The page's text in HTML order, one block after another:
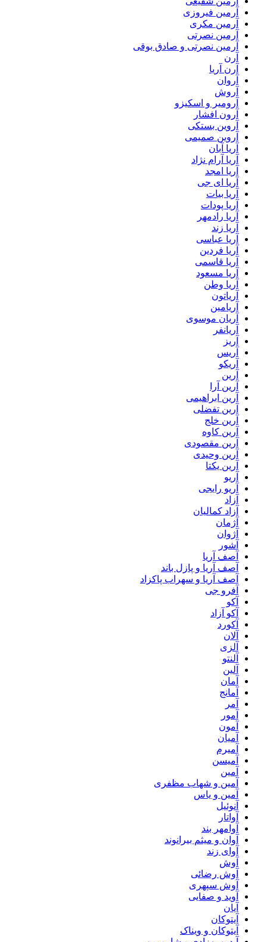
آرمین فیروزی
آرمین مکری
آرمین نصرتی
آرمین نصرتی و صادق بوقی
آرن
آرن آریا
آروان
آروش
آرومیر و اسکیزو
آرون افشار
آروین بستکی
آروین صمیمی
آریا آبان
آریا آرام نژاد
آریا امجد
آریا ای جی
آریا بیات
آریا پودات
آریا رادمهر
آریا زند
آریا عباسی
آریا فردین
آریا قاسمی
آریا مسعود
آریا وطن
آریاتون
آریامین
آریان موسوی
آریانفر
آریز
آریس
آریکو
آرین
آرین آرا
آرین ابراهیمی
آرین تفضلی
آرین خلج
آرین کاوه
آرین مقصودی
آرین وحیدی
آرین یکتا
آریو
آریو رایجی
آزاد
آزاد کمالیان
آژمان
آژوان
آشور
آصف آریا
آصف آریا و پازل باند
آصف آریا و سهراب پاکزاد
آفرو جی
آکو
آکو آزاد
آکورد
آلان
آلزی
آلنتو
آلین
آمان
آمانج
آمر
آمور
آمون
آمیان
آمیرم
آمیسن
آمین
آمین و شهاب مظفری
آمین و یاس
آنوئیل
آواتار
آوامهر بند
آوان و میثم بیرانوند
آوای زند
آوش
آوش رضائی
آوش سپهری
آوید و صفایی
آیان
آیتوکان
آیتوکان و ویناک